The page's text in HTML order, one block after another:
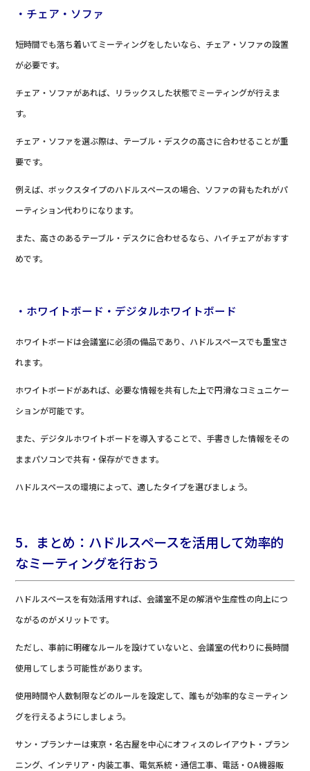
・チェア・ソファ
短時間でも落ち着いてミーティングをしたいなら、チェア・ソファの設置
が必要です。
チェア・ソファがあれば、リラックスした状態でミーティングが行えま
す。
チェア・ソファを選ぶ際は、テーブル・デスクの高さに合わせることが重
要です。
例えば、ボックスタイプのハドルスペースの場合、ソファの背もたれがパ
ーティション代わりになります。
また、高さのあるテーブル・デスクに合わせるなら、ハイチェアがおすす
めです。
・ホワイトボード・デジタルホワイトボード
ホワイトボードは会議室に必須の備品であり、ハドルスペースでも重宝さ
れます。
ホワイトボードがあれば、必要な情報を共有した上で円滑なコミュニケー
ションが可能です。
また、デジタルホワイトボードを導入することで、手書きした情報をその
ままパソコンで共有・保存ができます。
ハドルスペースの環境によって、適したタイプを選びましょう。
5．まとめ：ハドルスペースを活用して効率的
なミーティングを行おう
ハドルスペースを有効活用すれば、会議室不足の解消や生産性の向上につ
ながるのがメリットです。
ただし、事前に明確なルールを設けていないと、会議室の代わりに長時間
使用してしまう可能性があります。
使用時間や人数制限などのルールを設定して、誰もが効率的なミーティン
グを行えるようにしましょう。
サン・プランナーは東京・名古屋を中心にオフィスのレイアウト・プラン
ニング、インテリア・内装工事、電気系統・通信工事、電話・OA機器販